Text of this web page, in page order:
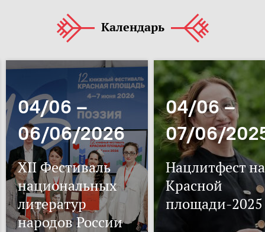
Календарь
04/06 –
06/06/2026
XII Фестиваль
национальных
литератур
народов России
04/06 –
07/06/
Нацлитфест на
Красной
площади-2025